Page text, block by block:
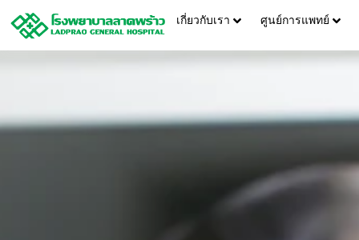
เกี่ยวกับเรา ศูนย์การแพทย์